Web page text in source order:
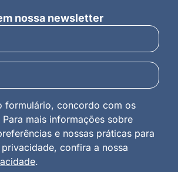
nossa newsletter
formulário, concordo com os
mais informações sobre
e nossas práticas para
confira a nossa
.